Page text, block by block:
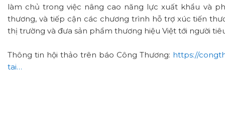
làm chủ trong việc nâng cao năng lực xuất khẩu và
thương, và tiếp cận các chương trình hỗ trợ xúc tiến
thị trường và đưa sản phẩm thương hiệu Việt tới người
Thông tin hội thảo trên báo Công Thương: https://
tai…